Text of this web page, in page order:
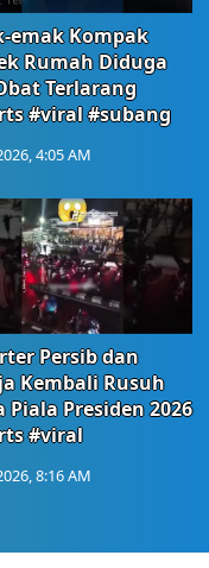
emak Kompak
Rumah Diduga
Terlarang
#viral #subang
4:05 AM
Persib dan
Kembali Rusuh
Piala Presiden 2026
#viral
8:16 AM